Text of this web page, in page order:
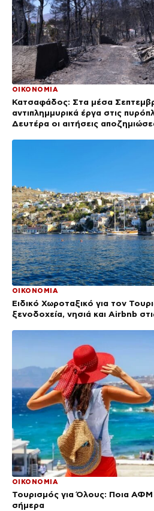
ΟΙΚΟΝΟΜΙΑ
Κατσαφάδος: Στα μέσα
αντιπλημμυρικά έργα στις
Δευτέρα οι αιτήσεις
ΟΙΚΟΝΟΜΙΑ
Ειδικό Χωροταξικό για τον
ξενοδοχεία, νησιά και Airbnb
ΟΙΚΟΝΟΜΙΑ
Τουρισμός για Όλους: Ποια ΑΦΜ
σήμερα